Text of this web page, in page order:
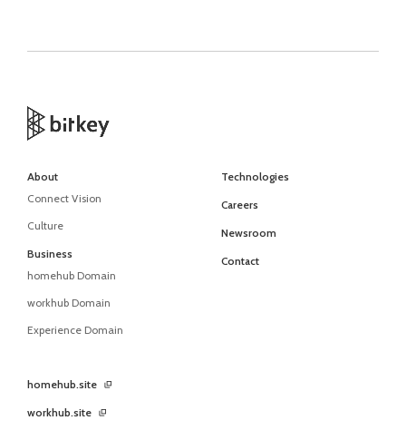
About
Connect Vision
Culture
Business
homehub Domain
workhub Domain
Experience Domain
Technologies
Careers
Newsroom
Contact
homehub.site
workhub.site